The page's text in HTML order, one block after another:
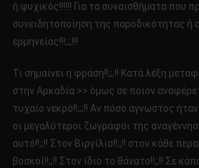
ή ψυχικός!!!!!! Για τα συναισθήματα που
συνειδητοποίηση της παροδικότητας ή
ερμηνείας!!!;;;!!!
Τι σημαίνει η φράση!!;;;!! Κατά λέξη
στην Αρκαδία >> όμως σε ποιον
τυχαίο νεκρό!!;;;!! Αν πόσο άγνωστος
οι μεγαλύτεροι ζωγράφοι της
αυτό!!;;!! Στον Βιργίλιο!!;;!! στον κάθε
βοσκοί!!;;!! Στον ίδιο το θάνατο!!;;!! Σε